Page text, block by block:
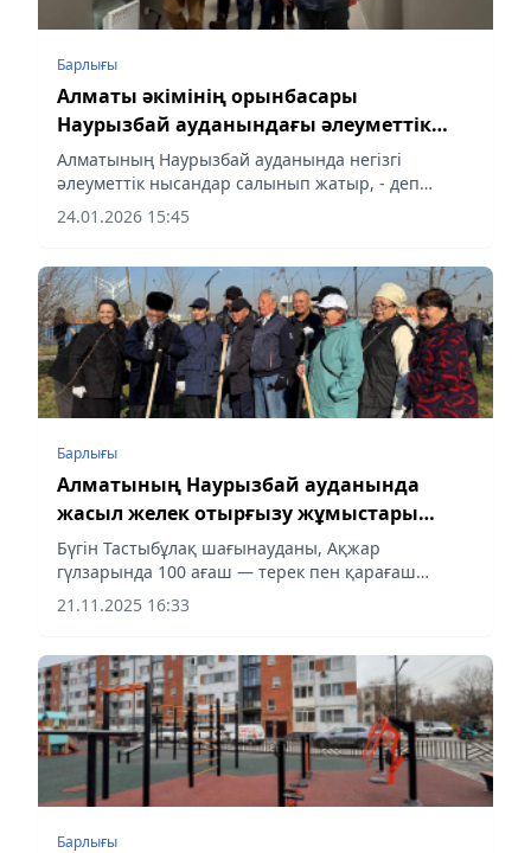
Барлығы
Алматы әкімінің орынбасары
Наурызбай ауданындағы әлеуметтік
нысандардың құрылысын тексерді
Алматының Наурызбай ауданында негізгі
әлеуметтік нысандар салынып жатыр, - деп
хабарлайды aqshamnews.kz.
24.01.2026 15:45
Барлығы
Алматының Наурызбай ауданында
жасыл желек отырғызу жұмыстары
қарқын алып отыр
Бүгін Тастыбұлақ шағынауданы, Ақжар
гүлзарында 100 ағаш — терек пен қарағаш
көшеті отырғызылды. Іс-шараға жастар,
ардагерлер және ауданның белсенді тұрғындары
21.11.2025 16:33
Барлығы